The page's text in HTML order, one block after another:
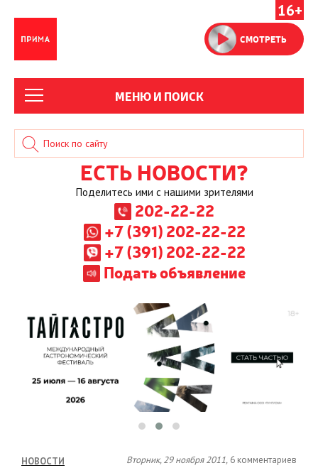
16+
СМОТРЕТЬ
МЕНЮ И ПОИСК
ЕСТЬ НОВОСТИ?
Поделитесь ими с нашими зрителями
202-22-22
+7 (391) 202-22-22
+7 (391) 202-22-22
Подать объявление
НОВОСТИ Вторник, 29 ноября 2011, 6 комментариев